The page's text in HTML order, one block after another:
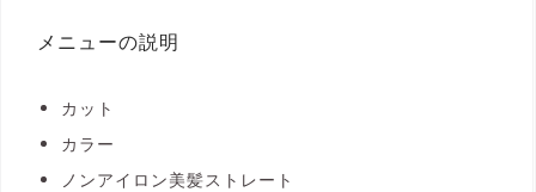
メニューの説明
カット
カラー
ノンアイロン美髪ストレート